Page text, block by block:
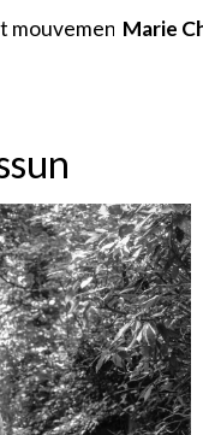
Marie